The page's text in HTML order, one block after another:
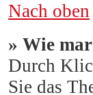
Nach oben
» Wie
Durch
Sie das